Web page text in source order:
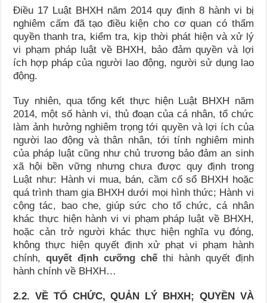
Điều 17 Luật BHXH năm 2014 quy định 8 hành vi bị
nghiêm cấm đã tạo điều kiện cho cơ quan có thẩm
quyền thanh tra, kiểm tra, kịp thời phát hiện và xử lý
vi phạm pháp luật về BHXH, bảo đảm quyền và lợi
ích hợp pháp của người lao động, người sử dụng lao
động.
Tuy nhiên, qua tổng kết thực hiện Luật BHXH năm
2014, một số hành vi, thủ đoạn của cá nhân, tổ chức
làm ảnh hưởng nghiêm trọng tới quyền và lợi ích của
người lao động và thân nhân, tới tính nghiêm minh
của pháp luật cũng như chủ trương bảo đảm an sinh
xã hội bền vững nhưng chưa được quy định trong
Luật như: Hành vi mua, bán, cầm cố sổ BHXH hoặc
quá trình tham gia BHXH dưới mọi hình thức; Hành vi
cộng tác, bao che, giúp sức cho tổ chức, cá nhân
khác thực hiện hành vi vi phạm pháp luật về BHXH,
hoặc cản trở người khác thực hiện nghĩa vụ đóng,
không thực hiện quyết định xử phạt vi phạm hành
chính,quyết định cưỡng chế thi hành quyết định
hành chính về BHXH…
2.2. VỀ TỔ CHỨC, QUẢN LÝ BHXH; QUYỀN VÀ